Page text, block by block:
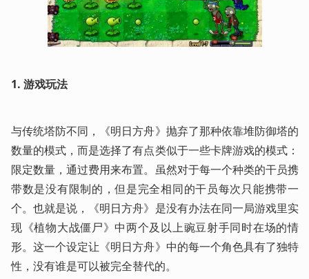
1. 游戏玩法
与传统塔防不同，《明日方舟》抛弃了那种依靠堆防御塔的
数量的模式，而是选择了有点类似于一些卡牌游戏的模式：
限定数量，通过费用来布置。虽然对于每一个种类的干员携
带数是没有限制的，但是完全相同的干员每次只能携带一
个。也就是说，《明日方舟》是没有办法在同一局游戏里实
现《植物大战僵尸》中两个及以上豌豆射手同时在场的情
形。这一个设定让《明日方舟》中的每一个角色具有了独特
性，没有谁是可以被完全替代的。